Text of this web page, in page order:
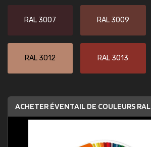
RAL 3007 RAL 3009
RAL 3012 RAL 3013
ACHETER ÉVENTAIL DE COULEURS RAL